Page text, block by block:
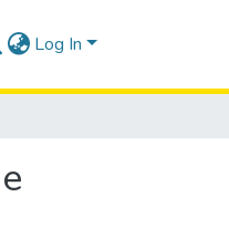
Log In